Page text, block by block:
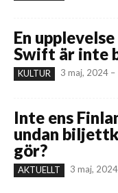
En
Swift är inte
KULTUR 3 maj, 2024 –
Inte ens
undan
gör?
AKTUELLT 3 maj,